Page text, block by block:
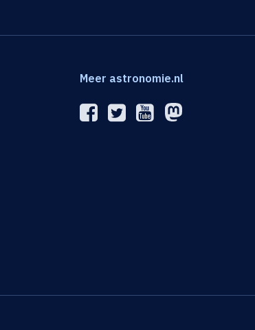
Meer astronomie.nl